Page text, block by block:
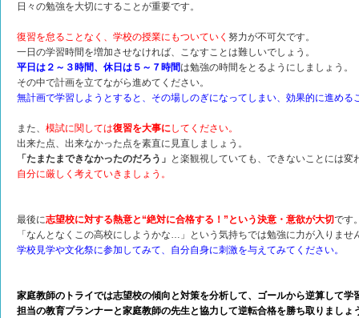
日々の勉強を大切にすることが重要です。
復習を怠ることなく、学校の授業にもついていく 努力が不可欠です。
一日の学習時間を増加させなければ、こなすことは難しいでしょう。
平日は２～３時間、休日は５～７時間は勉強の時間をとるようにしましょう。
その中で計画を立てながら進めてください。
無計画で学習しようとすると、その場しのぎになってしまい、効果的に進める
また、 模試に関しては復習を大事にしてください。
出来た点、出来なかった点を素直に見直しましょう。
「たまたまできなかったのだろう」 と楽観視していても、できないことには変
自分に厳しく考えていきましょう。
最後に志望校に対する熱意と“絶対に合格する！”という決意・意欲が大切です
「なんとなくこの高校にしようかな…」という気持ちでは勉強に力が入りませ
学校見学や文化祭に参加してみて、自分自身に刺激を与えてみてください。
家庭教師のトライでは志望校の傾向と対策を分析して、ゴールから逆算して学
担当の教育プランナーと家庭教師の先生と協力して逆転合格を勝ち取りましょ